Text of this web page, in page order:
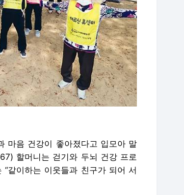
마음 건강이 좋아졌다고 입모아 말
할머니는 걷기와 두뇌 건강 프로
같이하는 이웃들과 친구가 되어 서